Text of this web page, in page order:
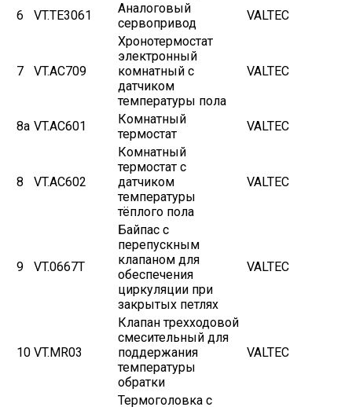
6 VT.TE3061
Аналоговый
сервопривод
VALTEC
7 VT.AC709
Хронотермостат
электронный
комнатный с
датчиком
температуры пола
VALTEC
8а VT.AC601
Комнатный
термостат
VALTEC
8 VT.AC602
Комнатный
термостат с
датчиком
температуры
тёплого пола
VALTEC
9 VT.0667T
Байпас с
перепускным
клапаном для
обеспечения
циркуляции при
закрытых петлях
VALTEC
10 VT.MR03
Клапан трехходовой
смесительный для
поддержания
температуры
обратки
VALTEC
Термоголовка с